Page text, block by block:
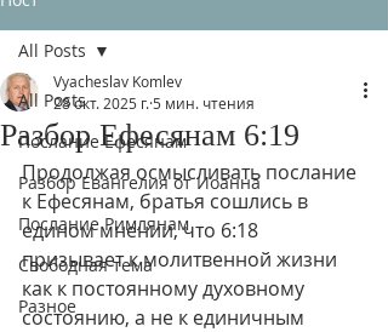
All Posts
Послание Ефесянам
Разбор Евангелия от Иоанна
Послание Римлянам
Свободная тема
Разное
All Posts
Разбор Ефесянам 6:19
Vyacheslav Komlev
28 окт. 2025 г. 5 мин. чтения
Продолжая осмысливать послание
к Ефесянам, братья сошлись в
едином мнении, что 6:18
призывает к молитвенной жизни
как к постоянному духовному
состоянию, а не к единичным